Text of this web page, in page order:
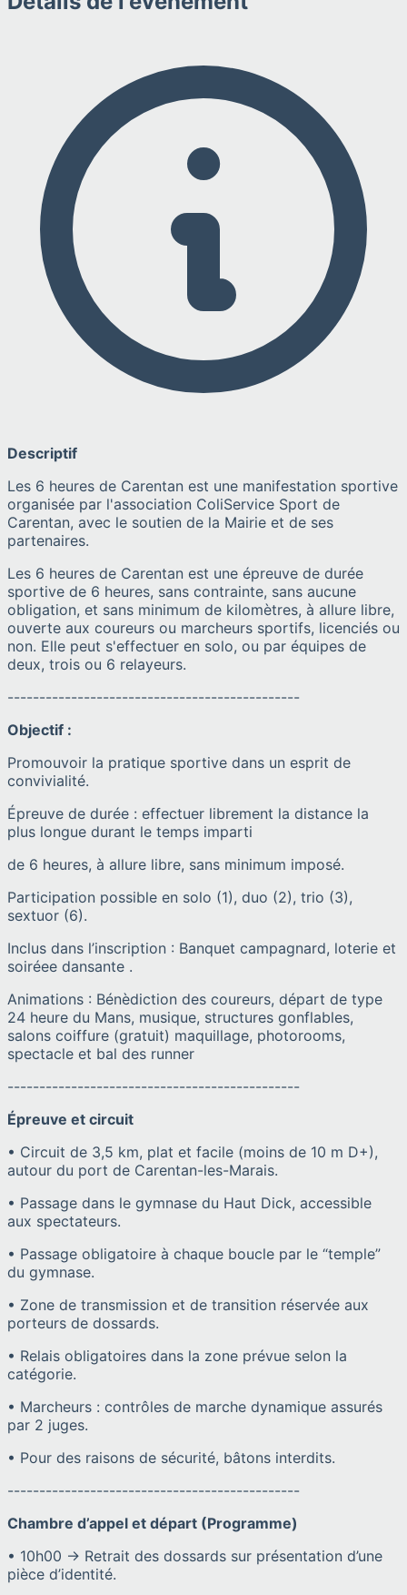
Descriptif
Les 6 heures de Carentan est une manifestation sportive
organisée par l'association ColiService Sport de
Carentan, avec le soutien de la Mairie et de ses
partenaires.
Les 6 heures de Carentan est une épreuve de durée
sportive de 6 heures, sans contrainte, sans aucune
obligation, et sans minimum de kilomètres, à allure libre,
ouverte aux coureurs ou marcheurs sportifs, licenciés ou
non. Elle peut s'effectuer en solo, ou par équipes de
deux, trois ou 6 relayeurs.
----------------------------------------------
Objectif :
Promouvoir la pratique sportive dans un esprit de
convivialité.
Épreuve de durée : effectuer librement la distance la
plus longue durant le temps imparti
de 6 heures, à allure libre, sans minimum imposé.
Participation possible en solo (1), duo (2), trio (3),
sextuor (6).
Inclus dans l’inscription : Banquet campagnard, loterie et
soiréee dansante .
Animations : Bénèdiction des coureurs, départ de type
24 heure du Mans, musique, structures gonflables,
salons coiffure (gratuit) maquillage, photorooms,
spectacle et bal des runner
----------------------------------------------
Épreuve et circuit
• Circuit de 3,5 km, plat et facile (moins de 10 m D+),
autour du port de Carentan-les-Marais.
• Passage dans le gymnase du Haut Dick, accessible
aux spectateurs.
• Passage obligatoire à chaque boucle par le “temple”
du gymnase.
• Zone de transmission et de transition réservée aux
porteurs de dossards.
• Relais obligatoires dans la zone prévue selon la
catégorie.
• Marcheurs : contrôles de marche dynamique assurés
par 2 juges.
• Pour des raisons de sécurité, bâtons interdits.
----------------------------------------------
Chambre d’appel et départ (Programme)
• 10h00 → Retrait des dossards sur présentation d’une
pièce d’identité.